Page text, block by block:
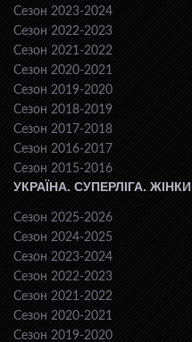
Сезон 2023-2024
Сезон 2022-2023
Сезон 2021-2022
Сезон 2020-2021
Сезон 2019-2020
Сезон 2018-2019
Сезон 2017-2018
Сезон 2016-2017
Сезон 2015-2016
УКРАЇНА. СУПЕРЛІГА. ЖІНКИ
Сезон 2025-2026
Сезон 2024-2025
Сезон 2023-2024
Сезон 2022-2023
Сезон 2021-2022
Сезон 2020-2021
Сезон 2019-2020